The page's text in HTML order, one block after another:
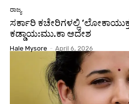
ರಾಜ್ಯ
ಸರ್ಕಾರಿ ಕಚೇರಿಗಳಲ್ಲಿ
ಕಡ್ಡಾಯ:ಮು.ಕಾ ಆದೇಶ
Hale Mysore - April 6, 2026